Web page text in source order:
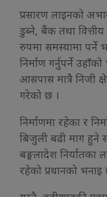
प्रसारण लाइनको
डुब्ने, बैंक तथा
रुपमा समस्यामा पर्ने
निर्माण गर्नुपर्ने
आसपास मात्रै निजी
गरेको छ ।
निर्माणमा रहेका र
बिजुली बढी माग हुने
बङ्गलादेश निर्यातका
रहेको प्रधानको भनाइ